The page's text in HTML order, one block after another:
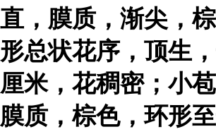
直，膜质，渐尖，
形总状花序，顶生
厘米，花稠密；小
膜质，棕色，环形